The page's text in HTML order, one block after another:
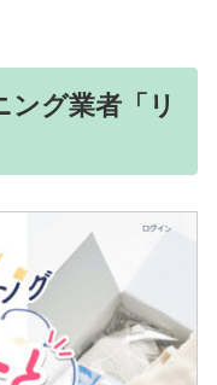
ング業者「リ